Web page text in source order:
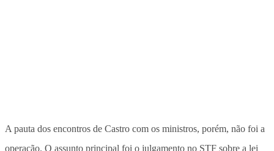
A pauta dos encontros de Castro com os ministros, porém, não foi a
operação. O assunto principal foi o julgamento no STF sobre a lei